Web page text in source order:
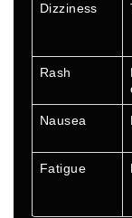
Dizziness
Rash
Nausea
Fatigue